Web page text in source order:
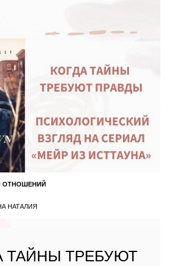
ОТНОШЕНИЙ
НАТАЛИЯ
ТАЙНЫ ТРЕБУЮТ